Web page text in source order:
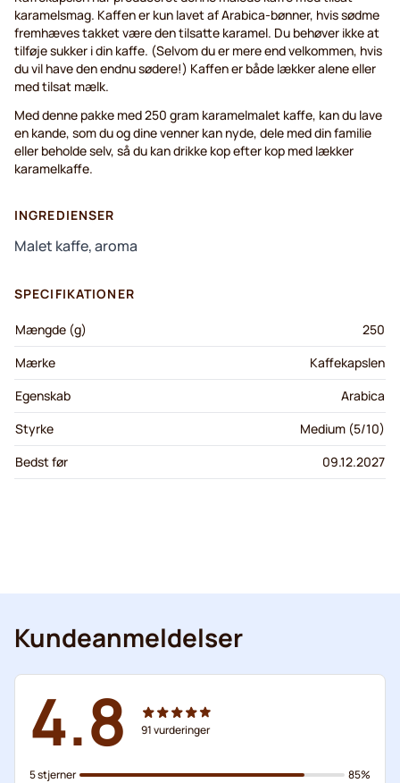
karamelsmag. Kaffen er kun lavet af Arabica-bønner, hvis sødme
fremhæves takket være den tilsatte karamel. Du behøver ikke at
tilføje sukker i din kaffe. (Selvom du er mere end velkommen, hvis
du vil have den endnu sødere!) Kaffen er både lækker alene eller
med tilsat mælk.
Med denne pakke med 250 gram karamelmalet kaffe, kan du lave
en kande, som du og dine venner kan nyde, dele med din familie
eller beholde selv, så du kan drikke kop efter kop med lækker
karamelkaffe.
INGREDIENSER
Malet kaffe, aroma
SPECIFIKATIONER
Mængde (g)
250
Mærke
Kaffekapslen
Egenskab
Arabica
Styrke
Medium (5/10)
Bedst før
09.12.2027
Kundeanmeldelser
4.8 91vurderinger
5 stjerner
85%